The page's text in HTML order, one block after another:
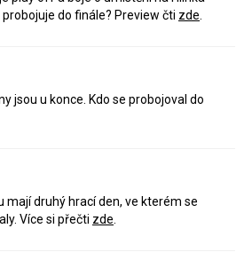
probojuje do finále? Preview čti zde
jsou u konce. Kdo se probojoval do
mají druhý hrací den, ve kterém se
Více si přečti zde